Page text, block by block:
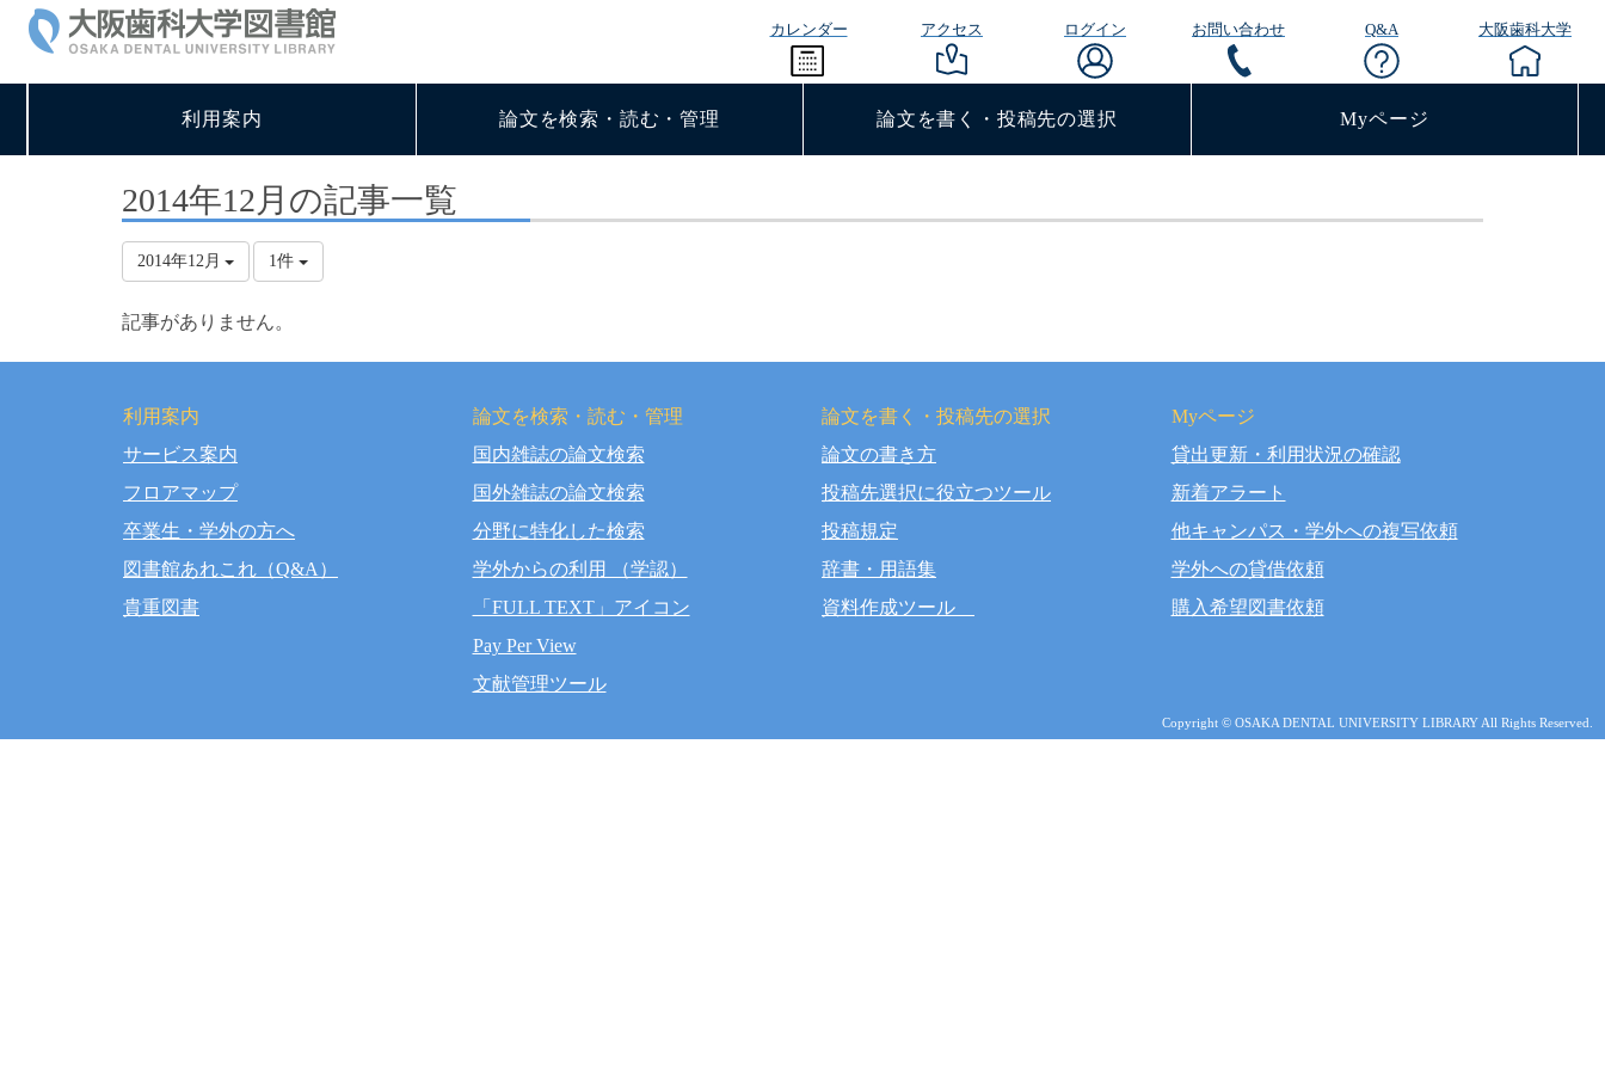
カレンダー アクセス ログイン お問い合わせ Q&A 大阪歯科大学
利用案内 論文を検索・読む・管理 論文を書く・投稿先の選択 Myページ
2014年12月の記事一覧
2014年12月 1件
記事がありません。
利用案内
サービス案内
フロアマップ
卒業生・学外の方へ
図書館あれこれ（Q&A）
貴重図書
論文を検索・読む・管理
国内雑誌の論文検索
国外雑誌の論文検索
分野に特化した検索
学外からの利用 （学認）
「FULL TEXT」アイコン
Pay Per View
文献管理ツール
論文を書く・投稿先の選択
論文の書き方
投稿先選択に役立つツール
投稿規定
辞書・用語集
資料作成ツール
Myページ
貸出更新・利用状況の確認
新着アラート
他キャンパス・学外への複写依頼
学外への貸借依頼
購入希望図書依頼
Copyright © OSAKA DENTAL UNIVERSITY LIBRARY All Rights Reserved.
Copyright © OSAKA DENTAL UNIVERSITY LIBRARY All Rights Reserved.